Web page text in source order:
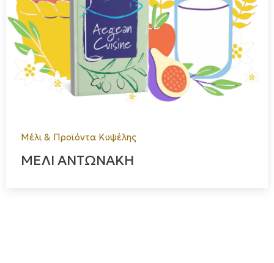
Μέλι & Προϊόντα Κυψέλης
ΜΕΛΙ ΑΝΤΩΝΑΚΗ